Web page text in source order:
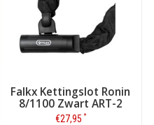
Falkx Kettingslot Ronin
8/1100 Zwart ART-2
€27,95 *